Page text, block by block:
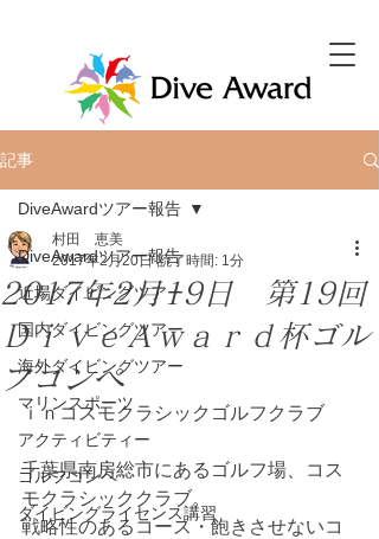
記事
DiveAwardツアー報告
近場ダイビングツアー
国内ダイビングツアー
海外ダイビングツアー
マリンスポーツ
アクティビティー
ゴルフコンペ
ダイビングライセンス講習
DiveAwardツアー報告
2017年2月19日 第19回
ＤｉｖｅＡｗａｒｄ杯ゴル
フコンペ
村田 恵美
2017年2月20日 読了時間: 1分
ｉｎコスモクラシックゴルフクラブ
千葉県南房総市にあるゴルフ場、コス
モクラシッククラブ。
戦略性のあるコース・飽きさせないコ